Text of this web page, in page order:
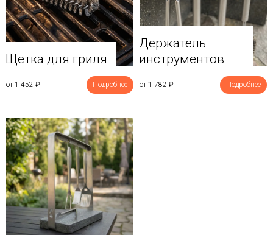
Щетка для гриля
от 1 452 ₽ Подробнее
Держатель
инструментов
от 1 782 ₽ Подробнее